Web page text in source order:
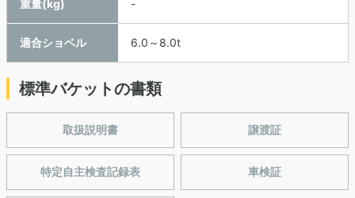
重量(kg) -
適合ショベル 6.0～8.0t
標準バケットの書類
取扱説明書 譲渡証
特定自主検査記録表 車検証